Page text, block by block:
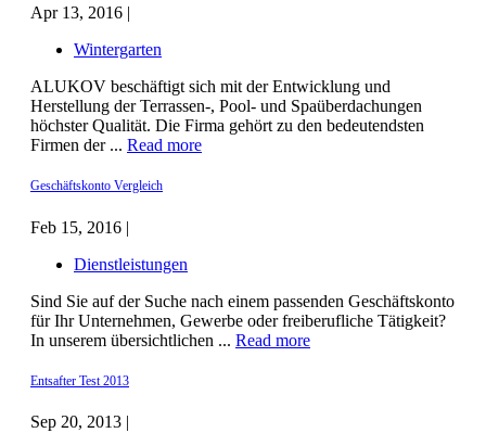
Apr 13, 2016 |
Wintergarten
ALUKOV beschäftigt sich mit der Entwicklung und
Herstellung der Terrassen-, Pool- und Spaüberdachungen
höchster Qualität. Die Firma gehört zu den bedeutendsten
Firmen der ... Read more
Geschäftskonto Vergleich
Feb 15, 2016 |
Dienstleistungen
Sind Sie auf der Suche nach einem passenden Geschäftskonto
für Ihr Unternehmen, Gewerbe oder freiberufliche Tätigkeit?
In unserem übersichtlichen ... Read more
Entsafter Test 2013
Sep 20, 2013 |